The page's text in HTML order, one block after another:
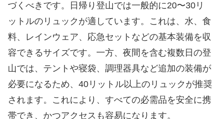
づくべきです。日帰り登山では一般的に20〜30リ
ットルのリュックが適しています。これは、水、食
料、レインウェア、応急セットなどの基本装備を収
容できるサイズです。一方、夜間を含む複数日の登
山では、テントや寝袋、調理器具など追加の装備が
必要になるため、40リットル以上のリュックが推奨
されます。これにより、すべての必需品を安全に携
帯でき、かつアクセスも容易になります。